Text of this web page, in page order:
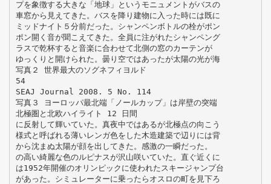
プを象徴する大きな「地球」というモニュメントがバスの
車窓から見えてきた。バスを降り建物に入った時には既に
ミッドナイト５分前だった。シャンペンボトルの栓がポン
ポン開く音が聞こえてきた。全員に注がれたシャンペング
ラスで乾杯すると音楽に合わせて北側の窓のカーテンが
ゆっくりと開けられた。曇り空ではあったが太陽の光が海
写真２ 世界最大のソグネフィヨルド
54
SEAJ Journal 2008. 5 No. 114
写真３ ヨーロッパ最北端「ノールカップ」は岸壁の突端
北極圏と北欧ハイライト 12 日間
に反射して輝いていた。真夜中ではあるが北極点の向こう
様式と呼ばれる薄いレンガ色をした木造建築で辺りには背
から沈まぬ太陽が顔を出してきた。感激の一瞬だった。
の高い綺麗な色のルピナスが沢山咲いていた。直ぐ近くに
は1952年開催のオリンピックに使われたスキージャンプ台
があった。シミュレーターに乗ったらオスロの町を見下ろ